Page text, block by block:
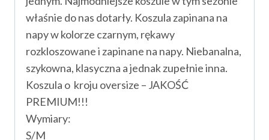
właśnie do nas dotarły. Koszula zapinana na
napy w kolorze czarnym, rękawy
rozkloszowane i zapinane na napy. Niebanalna,
szykowna, klasyczna a jednak zupełnie inna.
Koszula o kroju oversize – JAKOŚĆ
PREMIUM!!!
Wymiary:
S/M